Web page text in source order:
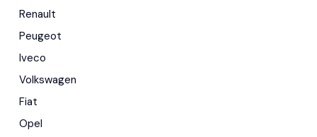
Renault
Peugeot
Iveco
Volkswagen
Fiat
Opel